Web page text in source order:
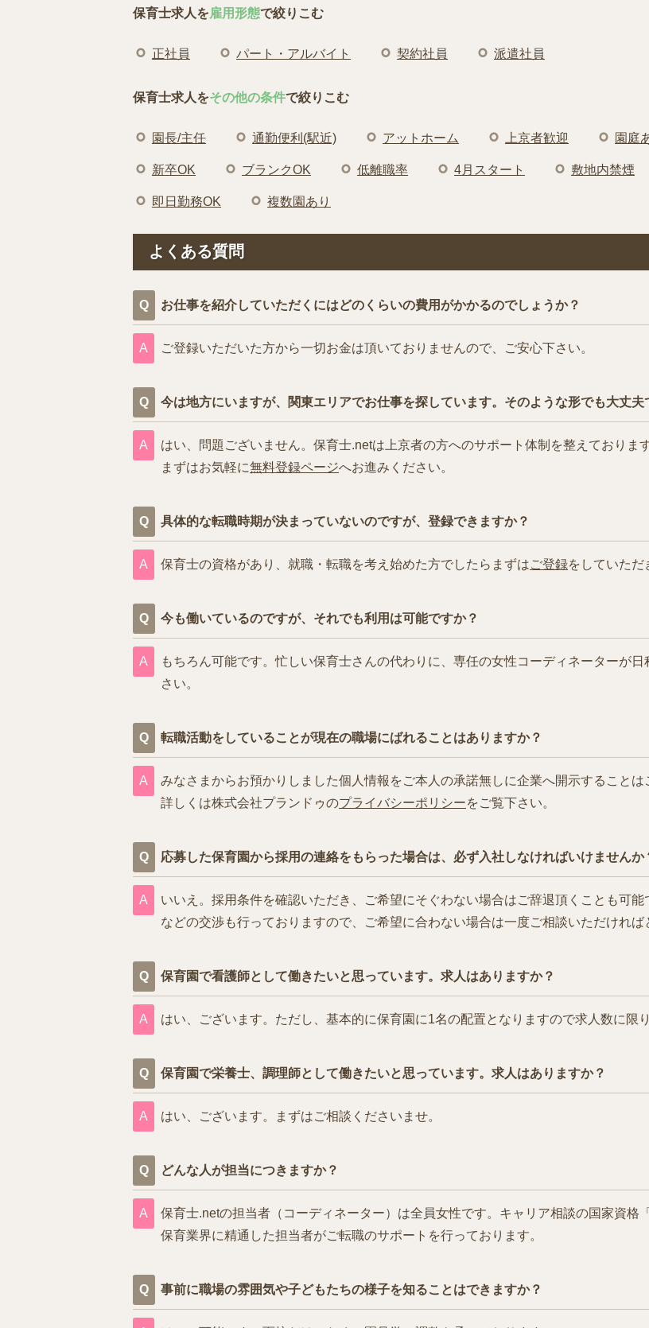
保育士求人を雇用形態で絞りこむ
正社員 パート・アルバイト 契約社員 派遣社員
保育士求人をその他の条件で絞りこむ
園長/主任 通勤便利(駅近) アットホーム 上京者歓迎 園庭
新卒OK ブランクOK 低離職率 4月スタート 敷地内禁煙
即日勤務OK 複数園あり
よくある質問
お仕事を紹介していただくにはどのくらいの費用がかかるのでしょうか？
ご登録いただいた方から一切お金は頂いておりませんので、ご安心下さい。
今は地方にいますが、関東エリアでお仕事を探しています。そのような形でも大丈夫
はい、問題ございません。保育士.netは上京者の方へのサポート体制を整えております
まずはお気軽に無料登録ページへお進みください。
具体的な転職時期が決まっていないのですが、登録できますか？
保育士の資格があり、就職・転職を考え始めた方でしたらまずはご登録をしていただ
今も働いているのですが、それでも利用は可能ですか？
もちろん可能です。忙しい保育士さんの代わりに、専任の女性コーディネーターが
さい。
転職活動をしていることが現在の職場にばれることはありますか？
みなさまからお預かりしました個人情報をご本人の承諾無しに企業へ開示することは
詳しくは株式会社プランドゥのプライバシーポリシーをご覧下さい。
応募した保育園から採用の連絡をもらった場合は、必ず入社しなければいけませんか
いいえ。採用条件を確認いただき、ご希望にそぐわない場合はご辞退頂くことも可
などの交渉も行っておりますので、ご希望に合わない場合は一度ご相談いただければ
保育園で看護師として働きたいと思っています。求人はありますか？
はい、ございます。ただし、基本的に保育園に1名の配置となりますので求人数に限
保育園で栄養士、調理師として働きたいと思っています。求人はありますか？
はい、ございます。まずはご相談くださいませ。
どんな人が担当につきますか？
保育士.netの担当者（コーディネーター）は全員女性です。キャリア相談の国家資格
保育業界に精通した担当者がご転職のサポートを行っております。
事前に職場の雰囲気や子どもたちの様子を知ることはできますか？